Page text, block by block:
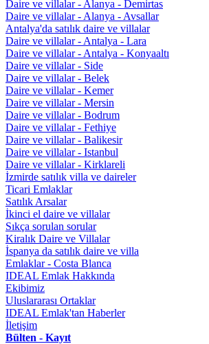
Daire ve villalar - Alanya - Demirtas
Daire ve villalar - Alanya - Avsallar
Antalya'da satılık daire ve villalar
Daire ve villalar - Antalya - Lara
Daire ve villalar - Antalya - Konyaaltı
Daire ve villalar - Side
Daire ve villalar - Belek
Daire ve villalar - Kemer
Daire ve villalar - Mersin
Daire ve villalar - Bodrum
Daire ve villalar - Fethiye
Daire ve villalar - Balikesir
Daire ve villalar - Istanbul
Daire ve villalar - Kirklareli
İzmirde satılık villa ve daireler
Ticari Emlaklar
Satılık Arsalar
İkinci el daire ve villalar
Sıkça sorulan sorular
Kiralık Daire ve Villalar
İspanya da satılık daire ve villa
Emlaklar - Costa Blanca
IDEAL Emlak Hakkında
Ekibimiz
Uluslararası Ortaklar
IDEAL Emlak'tan Haberler
İletişim
Bülten - Kayıt